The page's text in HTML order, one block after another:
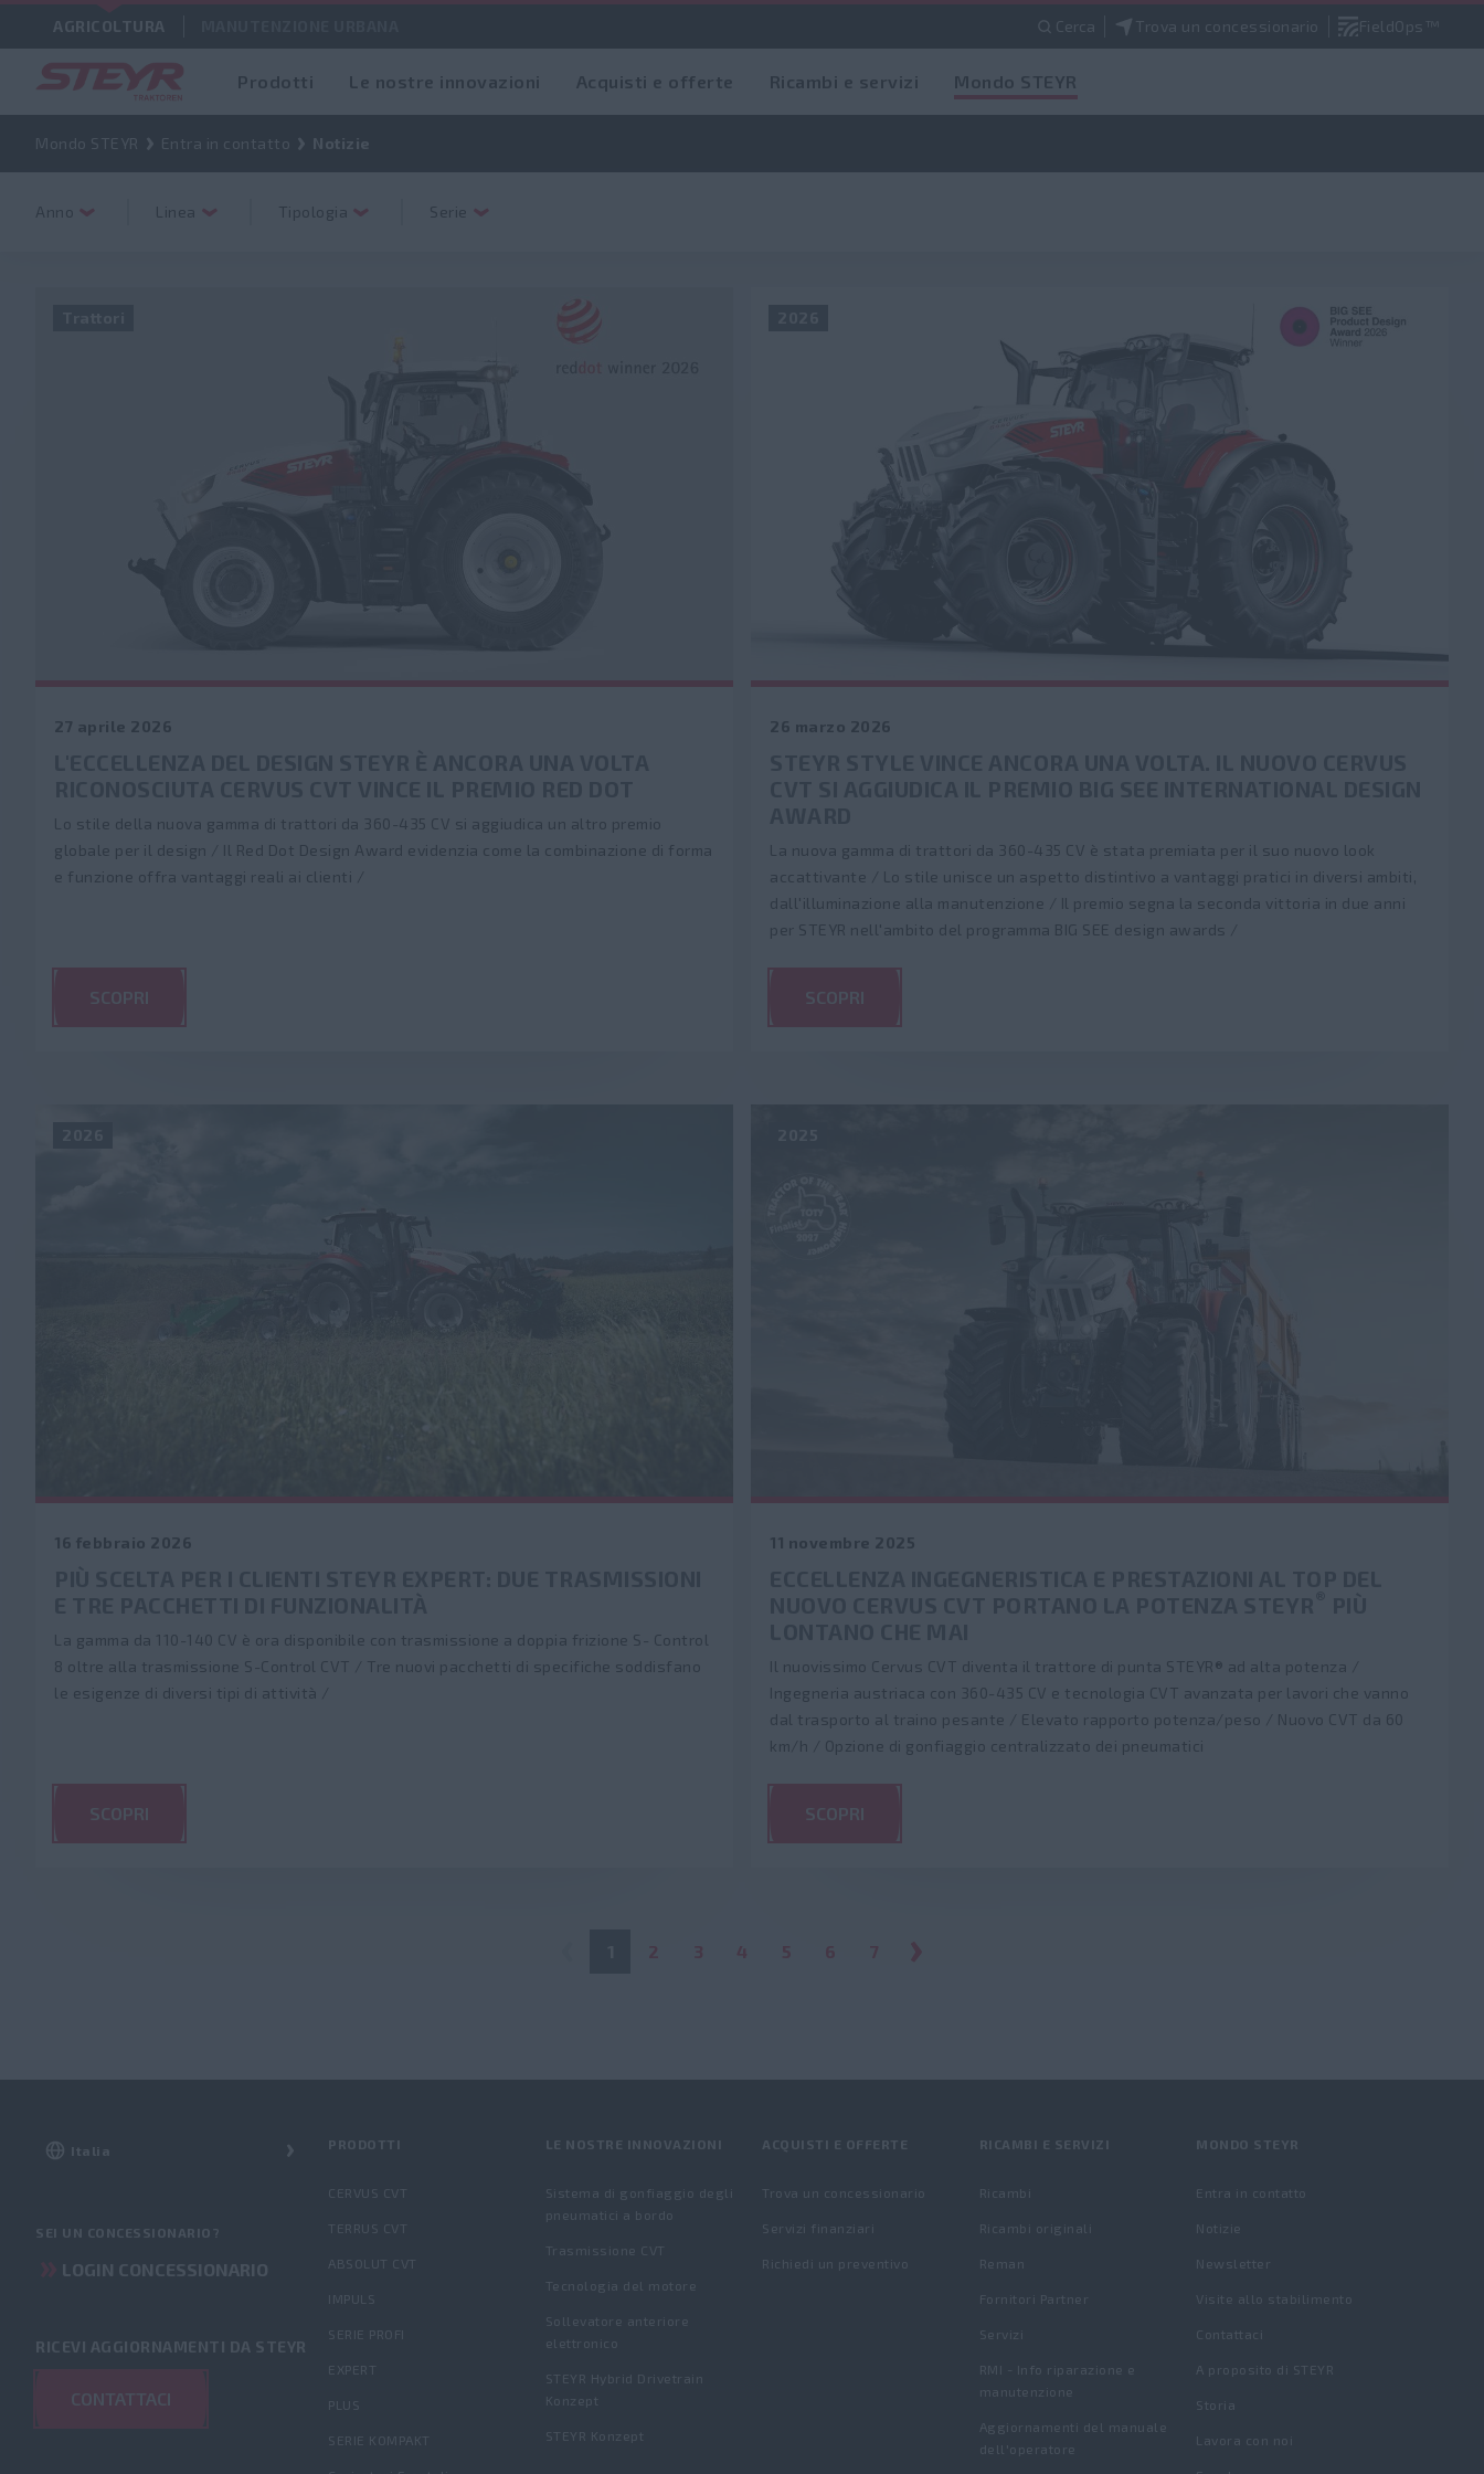
AGRICOLTURA Cerca Trova un concessionario FieldOps™
Prodotti Le nostre innovazioni Acquisti e offerte Ricambi e servizi Mondo STEYR
Mondo STEYR Entra in contatto Notizie
Anno Linea Tipologia Serie
27 aprile 2026
Lo stile della nuova gamma di trattori da 360-435 CV si aggiudica un altro premio
globale per il design / Il Red Dot Design Award evidenzia come la combinazione di forma
e funzione offra vantaggi reali ai clienti /
SCOPRI
26 marzo 2026
La nuova gamma di trattori da 360-435 CV è stata premiata per il suo nuovo look
accattivante / Lo stile unisce un aspetto distintivo a vantaggi pratici in diversi ambiti,
dall'illuminazione alla manutenzione / Il premio segna la seconda vittoria in due anni
per STEYR nell'ambito del programma BIG SEE design awards /
SCOPRI
16 febbraio 2026
La gamma da 110-140 CV è ora disponibile con trasmissione a doppia frizione S- Control
8 oltre alla trasmissione S-Control CVT / Tre nuovi pacchetti di specifiche soddisfano
le esigenze di diversi tipi di attività /
SCOPRI
11 novembre 2025
Il nuovissimo Cervus CVT diventa il trattore di punta STEYR® ad alta potenza /
Ingegneria austriaca con 360-435 CV e tecnologia CVT avanzata per lavori che vanno
dal trasporto al traino pesante / Elevato rapporto potenza/peso / Nuovo CVT da 60
km/h / Opzione di gonfiaggio centralizzato dei pneumatici
SCOPRI
SEI UN CONCESSIONARIO?
LOGIN CONCESSIONARIO
RICEVI AGGIORNAMENTI DA STEYR
CONTATTACI
PRODOTTI
CERVUS CVT
TERRUS CVT
ABSOLUT CVT
IMPULS
SERIE PROFI
EXPERT
PLUS
SERIE KOMPAKT
LE NOSTRE INNOVAZIONI
Sistema di gonfiaggio degli
pneumatici a bordo
Trasmissione CVT
Tecnologia del motore
Sollevatore anteriore
elettronico
STEYR Hybrid Drivetrain
Konzept
STEYR Konzept
ACQUISTI E OFFERTE
Trova un concessionario
Servizi finanziari
Richiedi un preventivo
RICAMBI E SERVIZI
Ricambi
Ricambi originali
Reman
Fornitori Partner
Servizi
RMI - Info riparazione e
manutenzione
Aggiornamenti del manuale
dell'operatore
MONDO STEYR
Entra in contatto
Notizie
Newsletter
Visite allo stabilimento
Contattaci
A proposito di STEYR
Storia
Lavora con noi